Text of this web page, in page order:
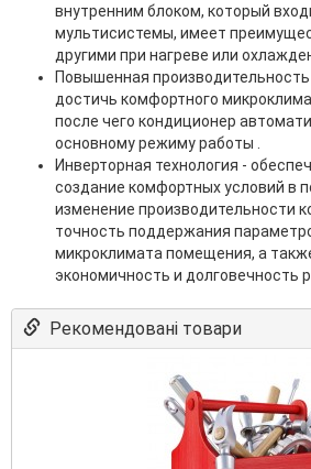
внутренним блоком, который
мультисистемы, имеет
другими при нагреве или
Повышенная
достичь комфортного
после чего кондиционер
основному режиму работы .
Инверторная технология -
создание комфортных условий в
изменение производительности
точность поддержания
микроклимата помещения, а
экономичность и долговечность
Рекомендовані товари